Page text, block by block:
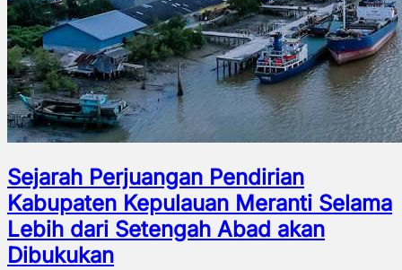
Sejarah Perjuangan Pendirian
Kabupaten Kepulauan Meranti Selama
Lebih dari Setengah Abad akan
Dibukukan